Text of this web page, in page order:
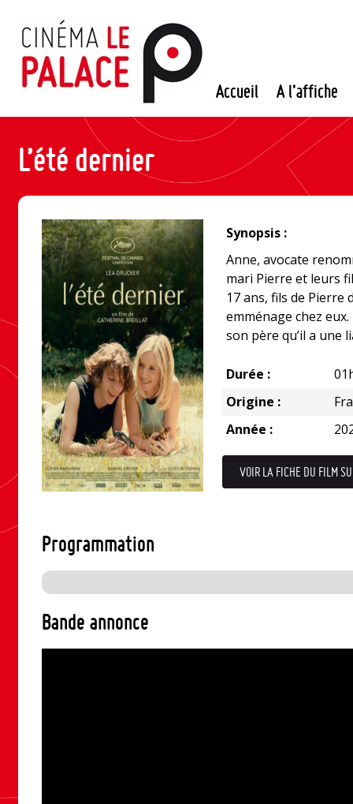
contenu
Accueil A l’affiche
L’été dernier
Synopsis :
Anne, avocate
mari Pierre et leurs
17 ans, fils de Pierre
emménage chez
son père qu’il a une
Durée :
Origine :
Année :
VOIR LA FICHE DU FILM
Programmation
Bande annonce